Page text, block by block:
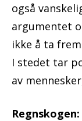
også
argumentet
ikke å ta
I stedet tar
av
Regnskogen: